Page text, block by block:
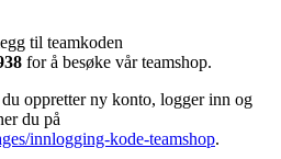
til teamkoden
for å besøke vår teamshop.
oppretter ny konto, logger inn og
du på
innlogging-kode-teamshop.